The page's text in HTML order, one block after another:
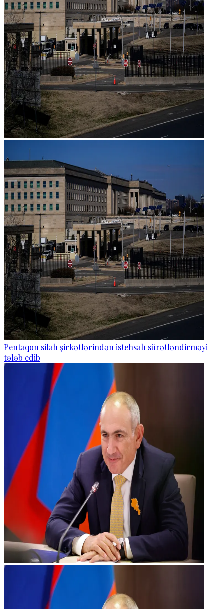
Pentaqon silah şirkətlərindən istehsalı sürətləndirməyi
tələb edib